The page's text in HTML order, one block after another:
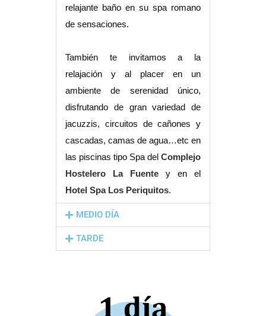
relajante baño en su spa romano
de sensaciones.
También te invitamos a la
relajación y al placer en un
ambiente de serenidad único,
disfrutando de gran variedad de
jacuzzis, circuitos de cañones y
cascadas, camas de agua…etc en
las piscinas tipo Spa del Complejo
Hostelero La Fuente y en el
Hotel Spa Los Periquitos.
MEDIO DÍA
TARDE